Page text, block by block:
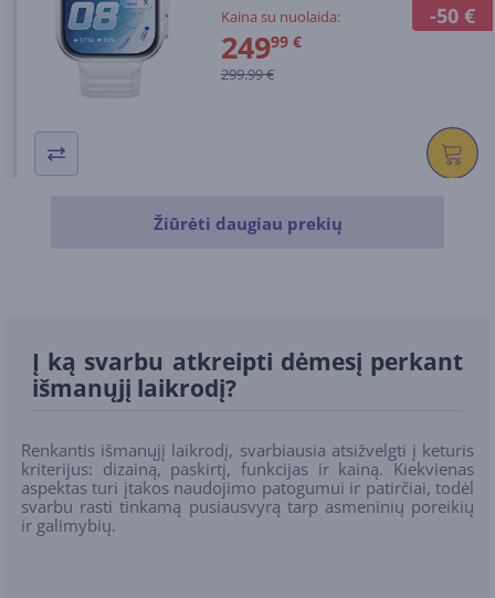
-50 €
Kaina su nuolaida:
24999 €
299.99 €
Žiūrėti daugiau prekių
Į ką svarbu atkreipti dėmesį perkant
išmanųjį laikrodį?
Renkantis išmanųjį laikrodį, svarbiausia atsižvelgti į keturis
kriterijus: dizainą, paskirtį, funkcijas ir kainą. Kiekvienas
aspektas turi įtakos naudojimo patogumui ir patirčiai, todėl
svarbu rasti tinkamą pusiausvyrą tarp asmeninių poreikių
ir galimybių.